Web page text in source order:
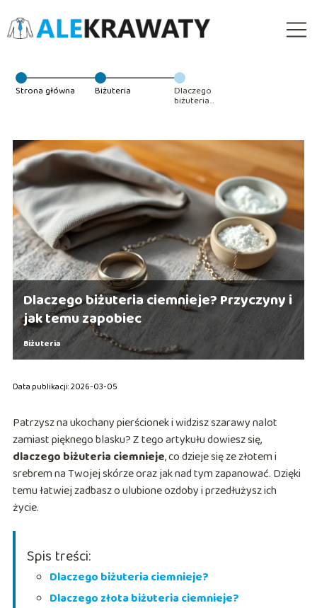
Strona główna Biżuteria Dlaczego
biżuteria
Dlaczego biżuteria ciemnieje? Przyczyny i
jak temu zapobiec
Biżuteria
Data publikacji: 2026-03-05
Patrzysz na ukochany pierścionek i widzisz szarawy nalot
zamiast pięknego blasku? Z tego artykułu dowiesz się,
dlaczego biżuteria ciemnieje, co dzieje się ze złotem i
srebrem na Twojej skórze oraz jak nad tym zapanować. Dzięki
temu łatwiej zadbasz o ulubione ozdoby i przedłużysz ich
życie.
Spis treści:
Dlaczego biżuteria ciemnieje?
Dlaczego złota biżuteria ciemnieje?